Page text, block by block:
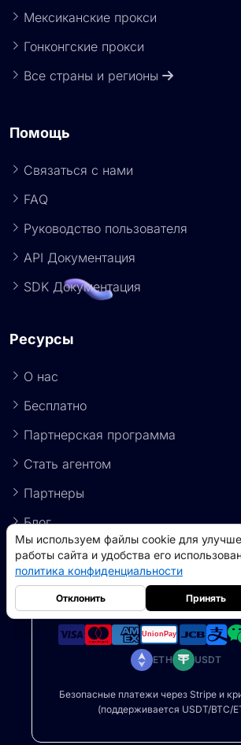
Мексиканские прокси
Гонконгские прокси
Все страны и регионы
Помощь
Связаться с нами
FAQ
Руководство пользователя
API Документация
SDK Документация
Ресурсы
О нас
Бесплатно
Партнерская программа
Стать агентом
Партнеры
Блог
Способы оплаты
ETH USDT
Безопасные платежи через Stripe и
(поддерживается USDT/BTC/
Мы используем файлы cookie для
работы сайта и удобства его
политика конфиденциальности
Отклонить Принять
Прокси-серверы для дата-